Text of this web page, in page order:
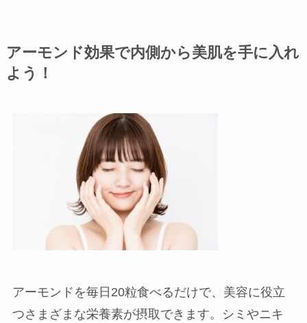
アーモンド効果で内側から美肌を手に入れ
よう！
アーモンドを毎日20粒食べるだけで、美容に役立
つさまざまな栄養素が摂取できます。シミやニキ